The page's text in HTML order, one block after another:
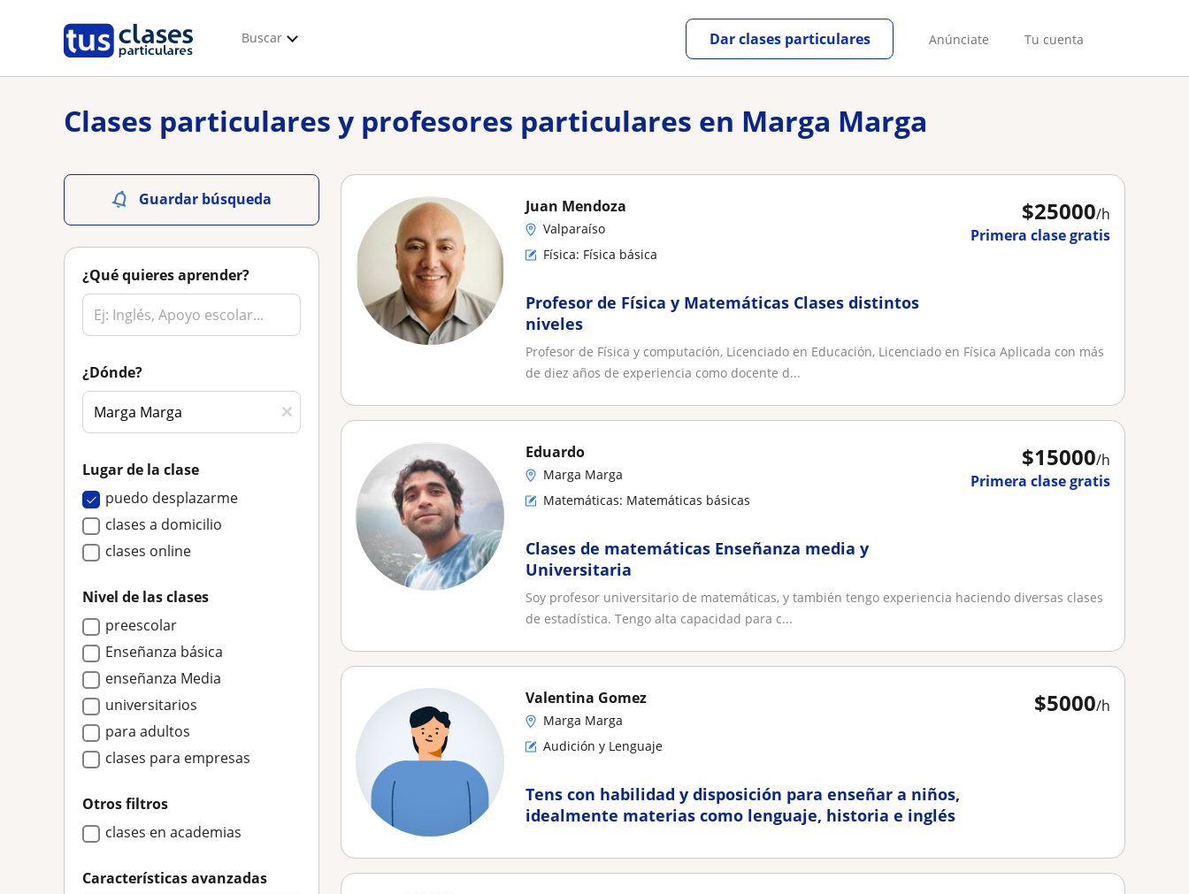
Buscar Anúnciate Tu cuenta
Dar clases particulares
Clases particulares y profesores particulares en Marga Marga
Guardar búsqueda
¿Qué quieres aprender?
¿Dónde?
Lugar de la clase
puedo desplazarme
clases a domicilio
clases online
Nivel de las clases
preescolar
Enseñanza básica
enseñanza Media
universitarios
para adultos
clases para empresas
Otros filtros
clases en academias
Características avanzadas
$25000/h
Primera clase gratis
Juan Mendoza
Valparaíso
Física: Física básica
Profesor de Física y Matemáticas Clases distintos
niveles
Profesor de Física y computación, Licenciado en Educación, Licenciado en Física Aplicada con más
de diez años de experiencia como docente d...
$15000/h
Primera clase gratis
Eduardo
Marga Marga
Matemáticas: Matemáticas básicas
Clases de matemáticas Enseñanza media y
Universitaria
Soy profesor universitario de matemáticas, y también tengo experiencia haciendo diversas clases
de estadística. Tengo alta capacidad para c...
$5000/h
Valentina Gomez
Marga Marga
Audición y Lenguaje
Tens con habilidad y disposición para enseñar a niños,
idealmente materias como lenguaje, historia e inglés